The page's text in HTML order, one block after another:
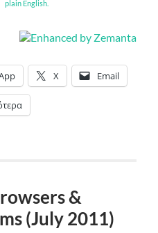
plain English.
X Email
&
(July 2011)